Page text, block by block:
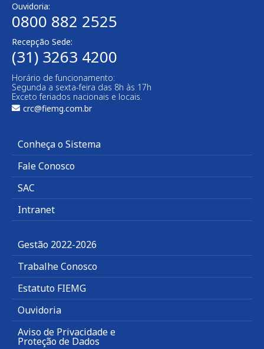
Ouvidoria:
0800 882 2525​
Recepção Sede:
(31) 3263 4200
Horário de funcionamento:
Segunda a sexta-feira das 8h às 17h
Exceto feriados nacionais e locais.
crc@fiemg.com.br
Conheça o Sistema
Fale Conosco
SAC
Intranet
Gestão 2022-2026
Trabalhe Conosco
Estatuto FIEMG
Ouvidoria
Aviso de Privacidade e
Proteção de Dados